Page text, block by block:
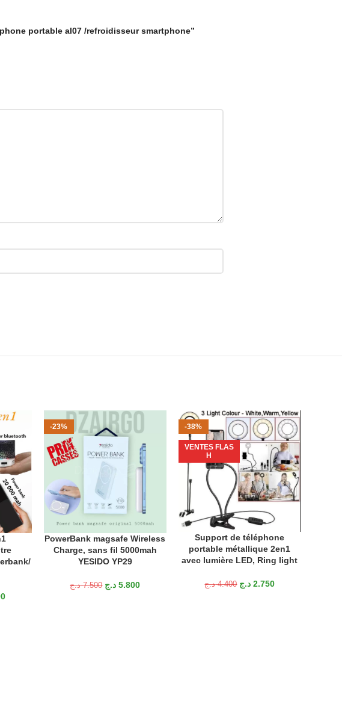
portable al07 /refroidisseur smartphone”
-23%
AJOUTER AU PANIER
PowerBank magsafe Wireless
Charge, sans fil 5000mah
YESIDO YP29
7.500 د.ج 5.800 د.ج
-38%
VENTES FLAS
H
AJOUTER AU PANIER
Support de téléphone
portable métallique 2en1
avec lumière LED, Ring light
4.400 د.ج 2.750 د.ج